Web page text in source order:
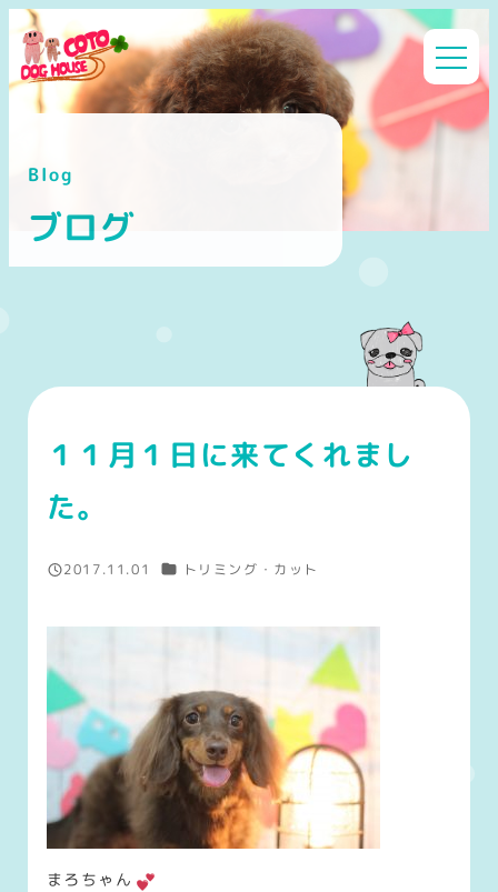
メ
イ
ン
へ
Blog
ブログ
１１月１日に来てくれまし
た。
投稿日
2017.11.01 カテゴリー
トリミング・カット
まろちゃん